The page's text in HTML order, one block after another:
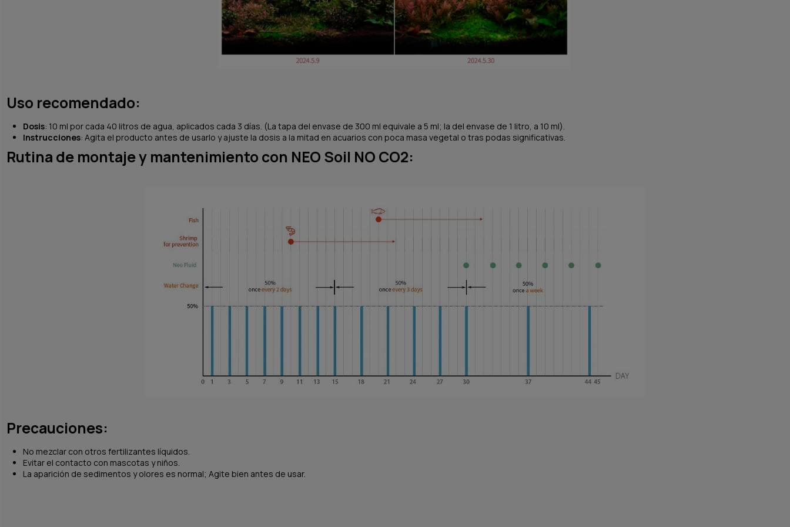
Uso recomendado:
Dosis: 10 ml por cada 40 litros de agua, aplicados cada 3 días. (La tapa del envase de 300 ml equivale a 5 ml; la del envase de 1 litro, a 10 ml).
Instrucciones: Agita el producto antes de usarlo y ajuste la dosis a la mitad en acuarios con poca masa vegetal o tras podas significativas.
Rutina de montaje y mantenimiento con NEO Soil NO CO2:
Precauciones:
No mezclar con otros fertilizantes líquidos.
Evitar el contacto con mascotas y niños.
La aparición de sedimentos y olores es normal; Agite bien antes de usar.